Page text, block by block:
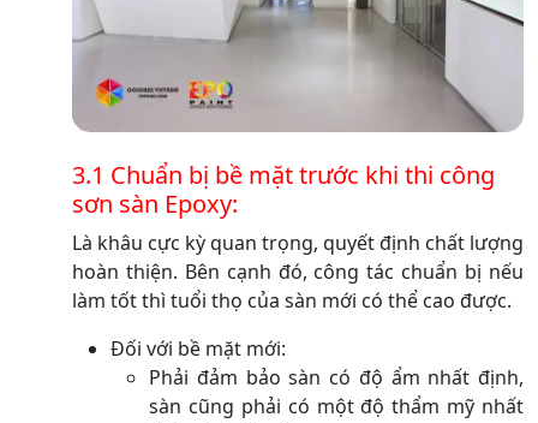
3.1 Chuẩn bị bề mặt trước khi thi công
sơn sàn Epoxy:
Là khâu cực kỳ quan trọng, quyết định chất lượng
hoàn thiện. Bên cạnh đó, công tác chuẩn bị nếu
làm tốt thì tuổi thọ của sàn mới có thể cao được.
Đối với bề mặt mới:
Phải đảm bảo sàn có độ ẩm nhất định,
sàn cũng phải có một độ thẩm mỹ nhất